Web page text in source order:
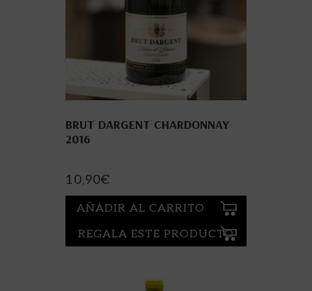
BRUT DARGENT CHARDONNAY
2016
10,90€
AÑADIR AL CARRITO
REGALA ESTE PRODUCTO